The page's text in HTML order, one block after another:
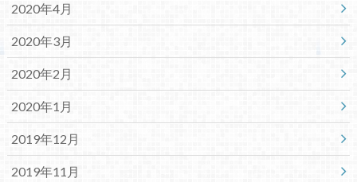
2020年4月
2020年3月
2020年2月
2020年1月
2019年12月
2019年11月